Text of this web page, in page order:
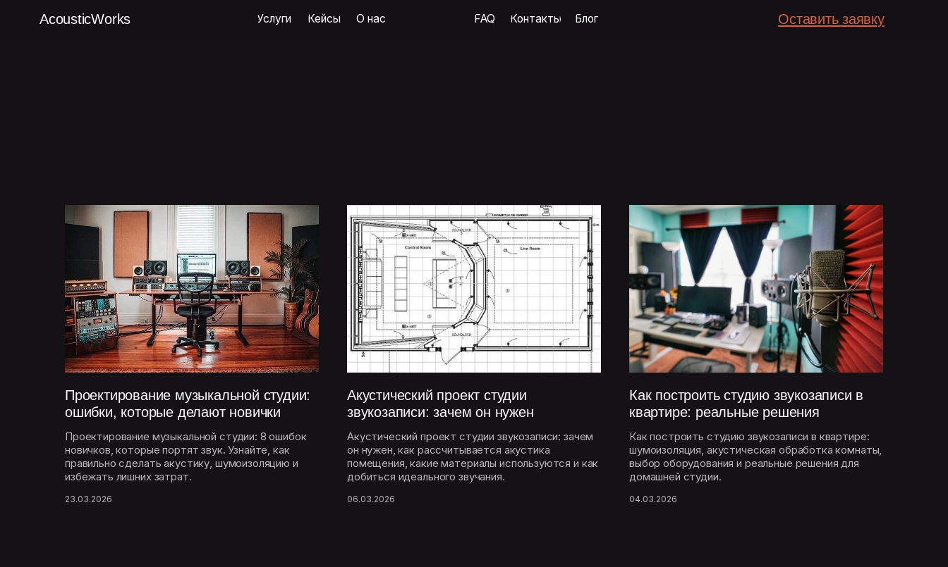
Услуги Кейсы О нас Контакты Блог
AcousticWorks Оставить заявку
Проектирование музыкальной студии:
ошибки, которые делают новички
Проектирование музыкальной студии: 8 ошибок
новичков, которые портят звук. Узнайте, как
правильно сделать акустику, шумоизоляцию и
избежать лишних затрат.
23.03.2026
Акустический проект студии
звукозаписи: зачем он нужен
Акустический проект студии звукозаписи: зачем
он нужен, как рассчитывается акустика
помещения, какие материалы используются и как
добиться идеального звучания.
06.03.2026
Как построить студию звукозаписи в
квартире: реальные решения
Как построить студию звукозаписи в квартире:
шумоизоляция, акустическая обработка комнаты,
выбор оборудования и реальные решения для
домашней студии.
04.03.2026